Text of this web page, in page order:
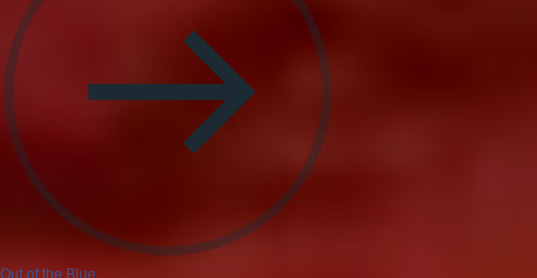
Out of the Blue